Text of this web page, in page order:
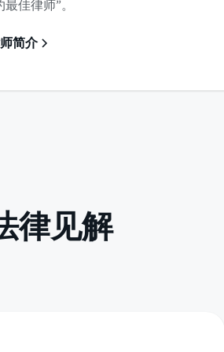
最佳律师”。
简介
律见解